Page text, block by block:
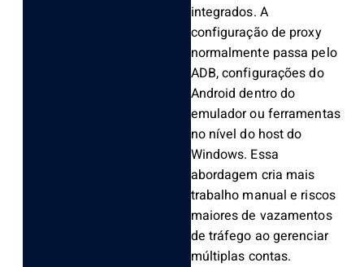
integrados. A
configuração de proxy
normalmente passa pelo
ADB, configurações do
Android dentro do
emulador ou ferramentas
no nível do host do
Windows. Essa
abordagem cria mais
trabalho manual e riscos
maiores de vazamentos
de tráfego ao gerenciar
múltiplas contas.